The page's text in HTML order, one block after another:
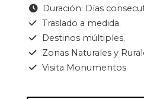
Duración: Días
Traslado a medida.
Destinos múltiples.
Zonas Naturales y
Visita Monumentos